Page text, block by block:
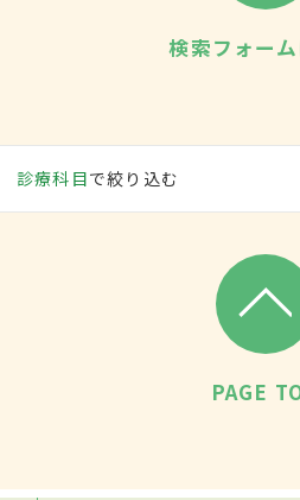
検索フォー
診療科目で絞り込む
PAGE